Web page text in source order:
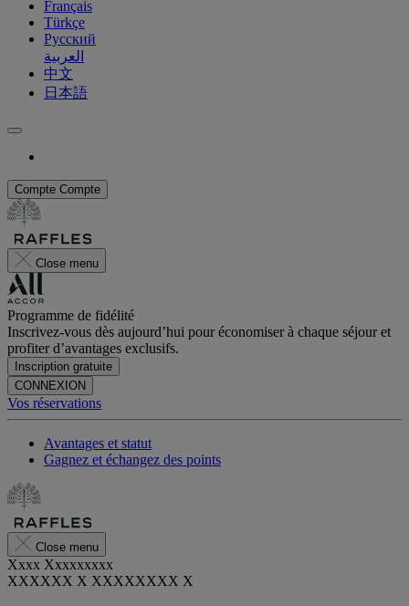
Français
Türkçe
Русский
العربية
中文
日本語
Compte Compte
Close menu
Programme de fidélité
Inscrivez-vous dès aujourd’hui pour économiser à chaque séjour et
profiter d’avantages exclusifs.
Inscription gratuite
CONNEXION
Vos réservations
Avantages et statut
Gagnez et échangez des points
Close menu
Xxxx Xxxxxxxxx
XXXXXX X XXXXXXXX X